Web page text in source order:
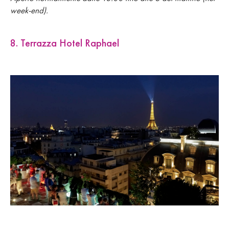
week-end).
8. Terrazza Hotel Raphael